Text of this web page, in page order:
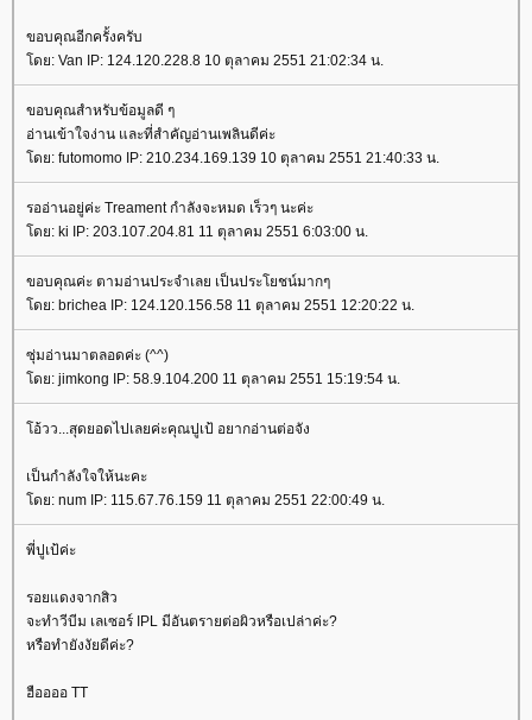
ขอบคุณอีกครั้งครับ
ดย: Van IP: 124.120.228.8 10 ตุลาคม 2551 21:02:34 น.
ขอบคุณสำหรับข้อมูลดี ๆ
อ่านเข้าใจง่าน และที่สำคัญอ่านเพลินดีค่ะ
ดย: futomomo IP: 210.234.169.139 10 ตุลาคม 2551 21:40:33 น.
รออ่านอยู่ค่ะ Treament กำลังจะหมด เร็วๆ นะค่ะ
ดย: ki IP: 203.107.204.81 11 ตุลาคม 2551 6:03:00 น.
ขอบคุณค่ะ ตามอ่านประจำเลย เป็นประโยชน์มากๆ
ดย: brichea IP: 124.120.156.58 11 ตุลาคม 2551 12:20:22 น.
ซุ่มอ่านมาตลอดค่ะ (^^)
ดย: jimkong IP: 58.9.104.200 11 ตุลาคม 2551 15:19:54 น.
อ้วว...สุดยอดไปเลยค่ะคุณปูเป้ อยากอ่านต่อจัง
เป็นกำลังใจให้นะคะ
ดย: num IP: 115.67.76.159 11 ตุลาคม 2551 22:00:49 น.
พี่ปูเป้ค่ะ
รอยแดงจากสิว
จะทำวีบีม เลเซอร์ IPL มีอันตรายต่อผิวหรือเปล่าค่ะ?
หรือทำยังงัยดีค่ะ?
ฮืออออ TT